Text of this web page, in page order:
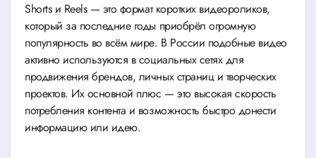
Shorts и Reels — это формат коротких видеороликов,
который за последние годы приобрёл огромную
популярность во всём мире. В России подобные видео
активно используются в социальных сетях для
продвижения брендов, личных страниц и творческих
проектов. Их основной плюс — это высокая скорость
потребления контента и возможность быстро донести
информацию или идею.